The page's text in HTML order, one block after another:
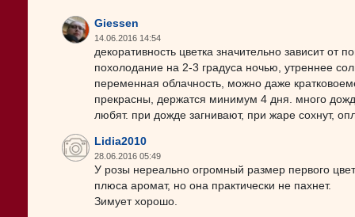
Giessen
14.06.2016 14:54
декоративность цветка значительно зависит от
похолодание на 2-3 градуса ночью, утреннее
переменная облачность, можно даже
прекрасны, держатся минимум 4 дня. много
любят. при дожде загнивают, при жаре сохнут,
Lidia2010
28.06.2016 05:49
У розы нереально огромный размер первого
плюса аромат, но она практически не пахнет.
Зимует хорошо.